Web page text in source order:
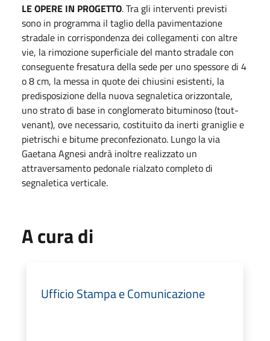
LE OPERE IN PROGETTO. Tra gli interventi previsti
sono in programma il taglio della pavimentazione
stradale in corrispondenza dei collegamenti con altre
vie, la rimozione superficiale del manto stradale con
conseguente fresatura della sede per uno spessore di 4
o 8 cm, la messa in quote dei chiusini esistenti, la
predisposizione della nuova segnaletica orizzontale,
uno strato di base in conglomerato bituminoso (tout-
venant), ove necessario, costituito da inerti graniglie e
pietrischi e bitume preconfezionato. Lungo la via
Gaetana Agnesi andrà inoltre realizzato un
attraversamento pedonale rialzato completo di
segnaletica verticale.
A cura di
Ufficio Stampa e Comunicazione